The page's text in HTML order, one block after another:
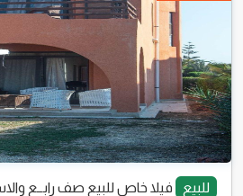
للبيع
فيلا خاص للبيع صف رابــع